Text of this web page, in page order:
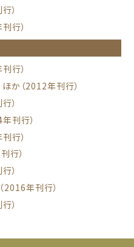
）
行）
行）
か（2012年刊行）
）
刊行）
行）
行）
）
2016年刊行）
）